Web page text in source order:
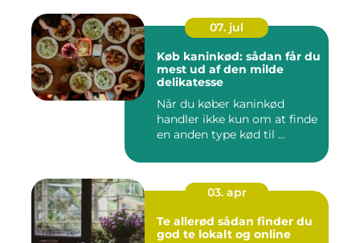
07. jul
Køb kaninkød: sådan får du
mest ud af den milde
delikatesse
Når du køber kaninkød
handler ikke kun om at finde
en anden type kød til ...
03. apr
Te allerød sådan finder du
god te lokalt og online